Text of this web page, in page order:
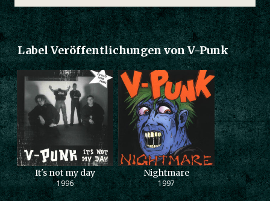
Label Veröffentlichungen von V-Punk
It's not my day
1996
Nightmare
1997